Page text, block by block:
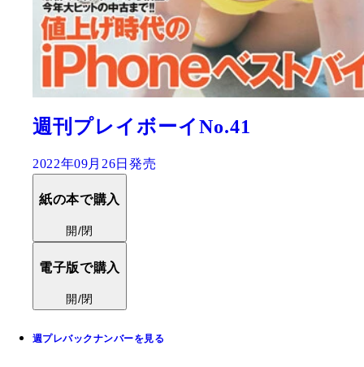
週刊プレイボーイNo.41
2022年09月26日発売
紙の本で購入
開/閉
電子版で購入
開/閉
週プレバックナンバーを見る